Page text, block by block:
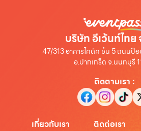
บริษัท อีเว้นท์ไทย
47/313 อาคารไคตัค ชั้น 5 ถนนป๊
อ.ปากเกร็ด จ.นนทบุรี
ติดตามเรา :
เกี่ยวกับเรา ติดต่อเรา